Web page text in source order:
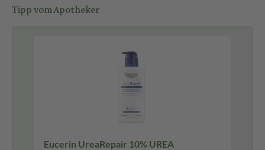
Tipp vom Apotheker
Eucerin UreaRepair 10% UREA